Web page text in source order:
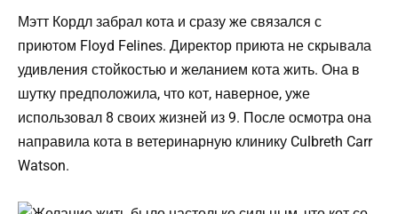
Мэтт Кордл забрал кота и сразу же связался с
приютом Floyd Felines. Директор приюта не скрывала
удивления стойкостью и желанием кота жить. Она в
шутку предположила, что кот, наверное, уже
использовал 8 своих жизней из 9. После осмотра она
направила кота в ветеринарную клинику Culbreth Carr
Watson.